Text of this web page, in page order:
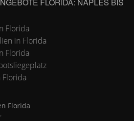
Florida
in Florida
Florida
Florida